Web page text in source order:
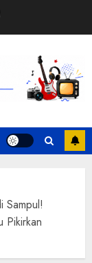
Sampul!
Pikirkan